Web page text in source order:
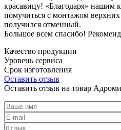
красавицу! «Благодаря» нашим
помучиться с монтажом
получился отменный.
Большое всем спасибо!
Качество продукции
Уровень сервиса
Срок изготовления
Оставить отзыв
Оставить отзыв на товар